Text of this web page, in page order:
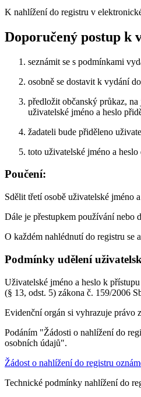
K nahlížení do registru v
Doporučený postup k
seznámit se s podmínkami
osobně se dostavit k vydání
předložit občanský průkaz,
uživatelské jméno a heslo
žadateli bude přiděleno
toto uživatelské jméno a
Poučení:
Sdělit třetí osobě uživatelské jméno
Dále je přestupkem používání nebo
O každém nahlédnutí do registru se
Podmínky udělení
Uživatelské jméno a heslo k
(§ 13, odst. 5) zákona č. 159/2006
Evidenční orgán si vyhrazuje právo
Podáním "Žádosti o nahlížení do
osobních údajů".
Žádost o nahlížení do registru
Technické podmínky nahlížení do